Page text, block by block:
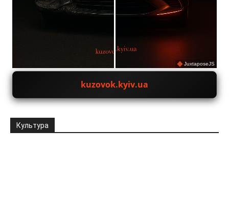
JuxtaposeJS
kuzovok.kyiv.ua
Культура